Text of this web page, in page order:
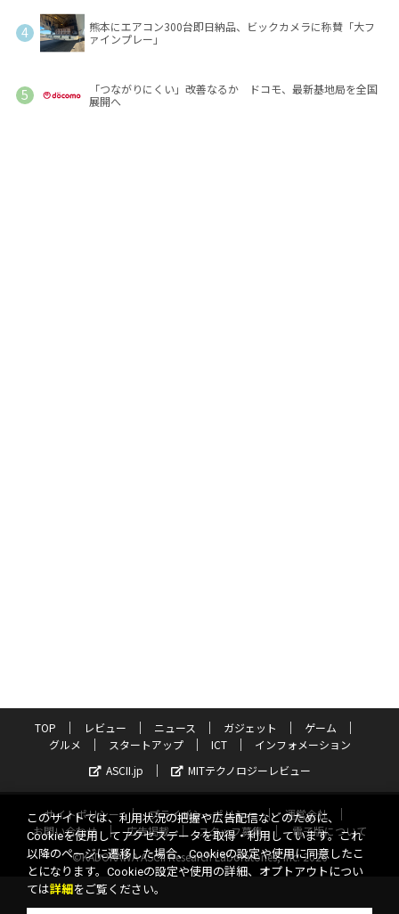
熊本にエアコン300台即日納品、ビックカメラに称賛「大フ
ァインプレー」
「つながりにくい」改善なるか ドコモ、最新基地局を全国
展開へ
TOP レビュー ニュース ガジェット
ゲーム
グルメ
スタートアップ ICT
インフォメーション
ASCII.jp
MITテクノロジーレビュー
サイトポリシー プライバシーポリシー
運営会社
お問い合わせ
広告掲載 スタッフ募集
電子版について
©KADOKAWA ASCII Research Laboratories, Inc. 2026
このサイトでは、利用状況の把握や広告配信などのために、
Cookieを使用してアクセスデータを取得・利用しています。これ
以降のページに遷移した場合、Cookieの設定や使用に同意したこ
とになります。Cookieの設定や使用の詳細、オプトアウトについ
ては詳細 をご覧ください。